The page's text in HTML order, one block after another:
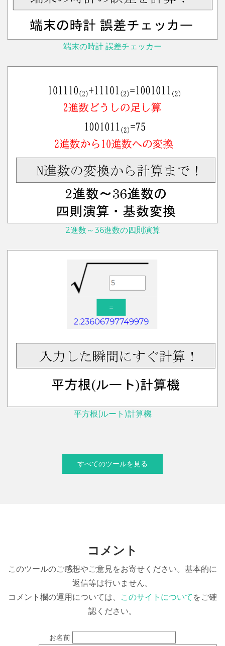
端末の時計 誤差チェッカー
2進数～36進数の四則演算
平方根(ルート)計算機
すべてのツールを見る
コメント
このツールのご感想やご意見をお寄せください。基本的に
返信等は行いません。
コメント欄の運用については、
このサイトについて をご確
認ください。
お名前